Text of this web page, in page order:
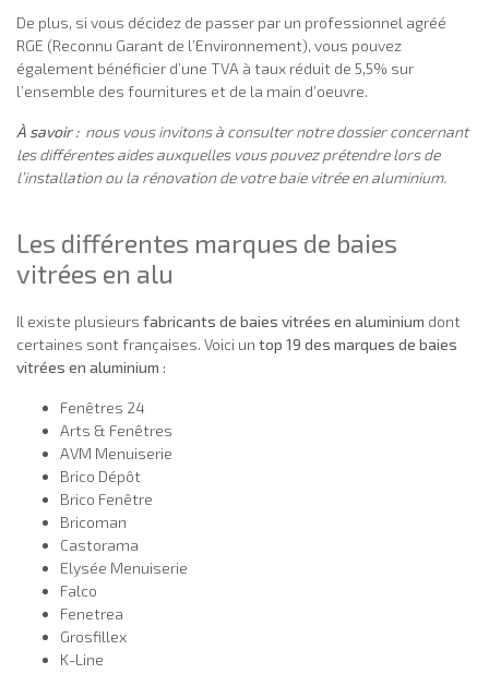
De plus, si vous décidez de passer par un professionnel agréé
RGE (Reconnu Garant de l’Environnement), vous pouvez
également bénéficier d’une TVA à taux réduit de 5,5% sur
l’ensemble des fournitures et de la main d’oeuvre.
À savoir : nous vous invitons à consulter notre dossier concernant
les différentes aides auxquelles vous pouvez prétendre lors de
l’installation ou la rénovation de votre baie vitrée en aluminium.
Les différentes marques de baies
vitrées en alu
Il existe plusieurs fabricants de baies vitrées en aluminium dont
certaines sont françaises. Voici un top 19 des marques de baies
vitrées en aluminium :
Fenêtres 24
Arts & Fenêtres
AVM Menuiserie
Brico Dépôt
Brico Fenêtre
Bricoman
Castorama
Elysée Menuiserie
Falco
Fenetrea
Grosfillex
K-Line